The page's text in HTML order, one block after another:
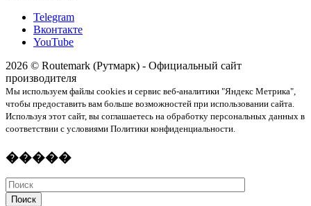
Telegram
Вконтакте
YouTube
2026 © Routemark (Рутмарк) - Официальный сайт
производителя
Мы используем файлы cookies и сервис веб-аналитики "Яндекс Метрика",
чтобы предоставить вам больше возможностей при использовании сайта.
Используя этот сайт, вы соглашаетесь на обработку персональных данных в
соответствии с условиями Политики конфиденциальности.
�����
Поиск